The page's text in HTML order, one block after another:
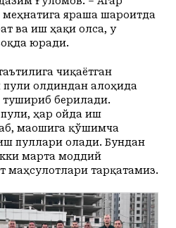
яраша шароитда
ва иш ҳақи олса, у
юради.
чиқаётган
олдиндан алоҳида
тушириб берилади.
ҳар ойда иш
маошига қўшимча
пуллари олади. Бундан
марта моддий
маҳсулотлари тарқатамиз.